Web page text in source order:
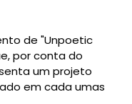
de "Unpoetic
por conta do
um projeto
em cada umas